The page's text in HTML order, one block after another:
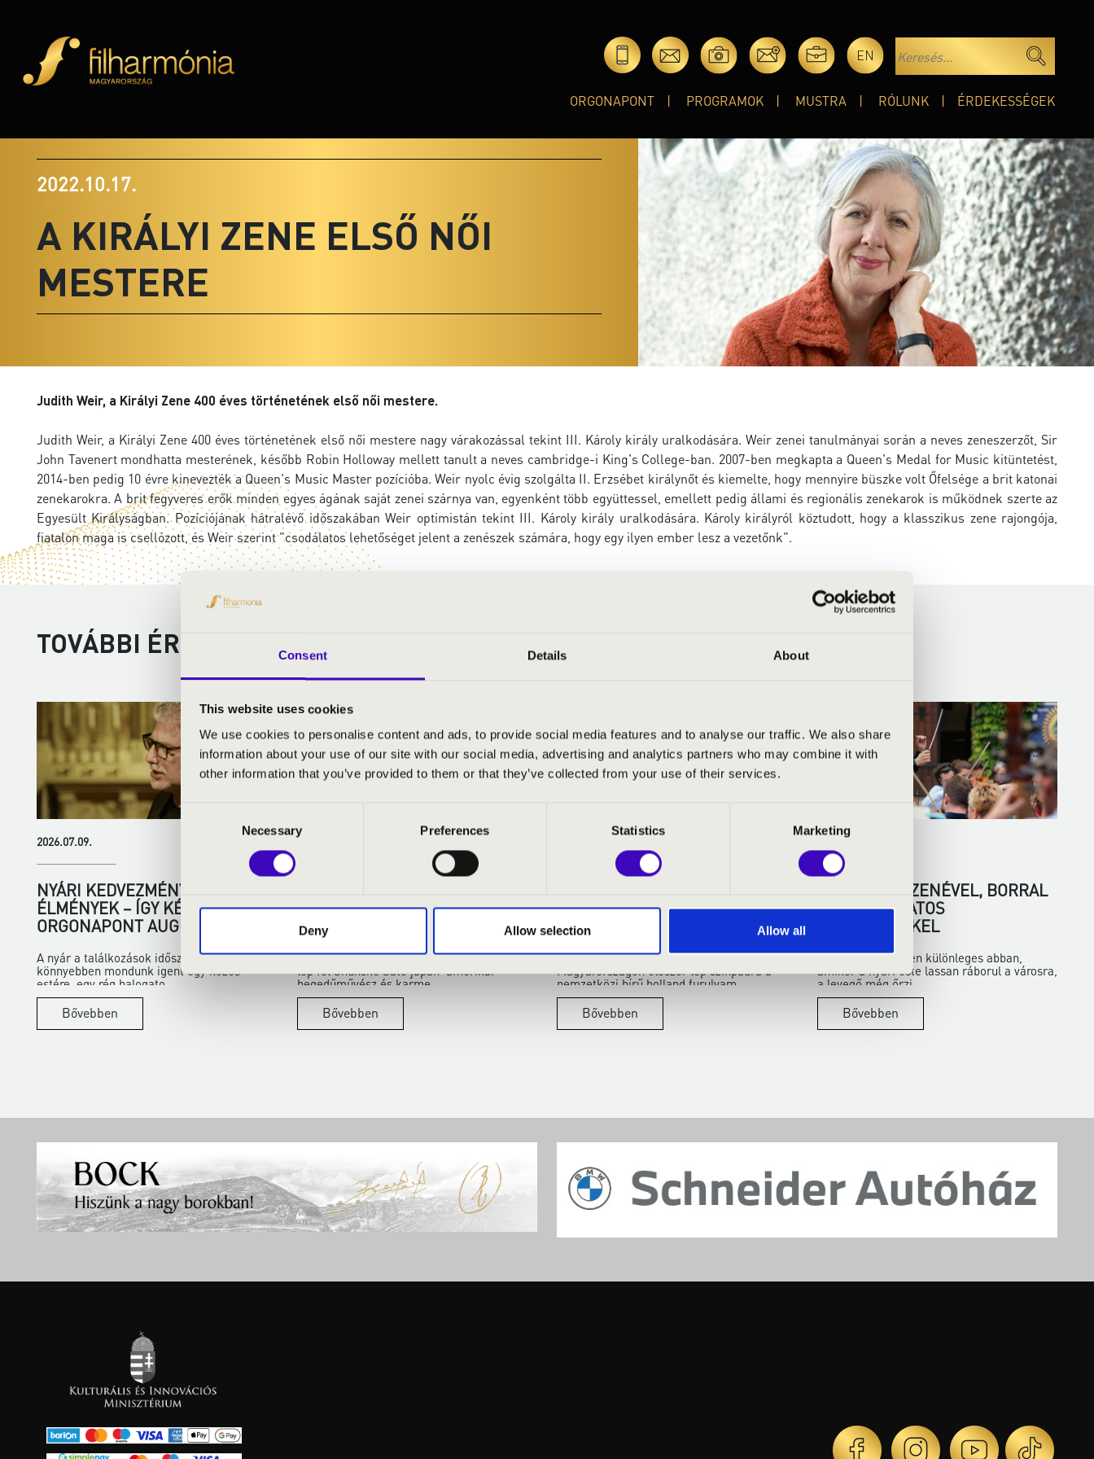
Consent Details About
This website uses cookies
We use cookies to personalise content and ads, to provide social media features and to analyse our traffic. We also share
information about your use of our site with our social media, advertising and analytics partners who may combine it with
other information that you’ve provided to them or that they’ve collected from your use of their services.
Consent
Necessary Preferences Statistics Marketing
Deny Allow selection Allow all
EN
ORGONAPONT PROGRAMOK MUSTRA RÓLUNK ÉRDEKESSÉGEK
2022.10.17.
A KIRÁLYI ZENE ELSŐ NŐI
MESTERE
Judith Weir, a Királyi Zene 400 éves történetének első női mestere.
Judith Weir, a Királyi Zene 400 éves történetének első női mestere nagy várakozással tekint III. Károly király uralkodására. Weir zenei tanulmányai során a neves zeneszerzőt, Sir
John Tavenert mondhatta mesterének, később Robin Holloway mellett tanult a neves cambridge-i King's College-ban. 2007-ben megkapta a Queen's Medal for Music kitüntetést,
2014-ben pedig 10 évre kinevezték a Queen's Music Master pozícióba. Weir nyolc évig szolgálta II. Erzsébet királynőt és kiemelte, hogy mennyire büszke volt Őfelsége a brit katonai
zenekarokra. A brit fegyveres erők minden egyes ágának saját zenei szárnya van, egyenként több együttessel, emellett pedig állami és regionális zenekarok is működnek szerte az
Egyesült Királyságban. Pozíciójának hátralévő időszakában Weir optimistán tekint III. Károly király uralkodására. Károly királyról köztudott, hogy a klasszikus zene rajongója,
fiatalon maga is csellózott, és Weir szerint "csodálatos lehetőséget jelent a zenészek számára, hogy egy ilyen ember lesz a vezetőnk".
TOVÁBBI ÉRDEKESSÉGEK
2026.07.09.
NYÁRI KEDVEZMÉNYEK, KÖZÖS
ÉLMÉNYEK – ÍGY KÉSZÜL AZ
ORGONAPONT AUGUSZTUSRA
A nyár a találkozások időszaka. Ilyenkor
könnyebben mondunk igent egy közös
estére, egy rég halogato...
Bővebben
2026.06.22.
HISTORIKUS ELŐADÁSMÓD ÚJ
ANYANYELVE
Az idei Régi Zenei Napok vendégeként Vácon
lép fel Shunske Sato japán–amerikai
hegedűművész és karme...
Bővebben
– LUCIE HORSCH ÉS A FURULYA
ÚJJÁSZÜLETÉSE
A Régi Zenei Napok keretében
Magyarországon először lép színpadra a
nemzetközi hírű holland furulyam...
Bővebben
2026.06.01.
NYÁRESTÉK ZENÉVEL, BORRAL
ÉS VARÁZSLATOS
HELYSZÍNEKKEL
Van valami egészen különleges abban,
amikor a nyári este lassan ráborul a városra,
a levegő még őrzi...
Bővebben